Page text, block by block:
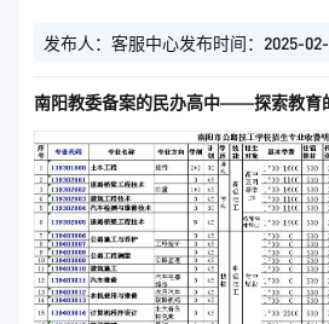
发布人：客服中心发布时间：2025-
南阳教委备案的民办高中——探索教育